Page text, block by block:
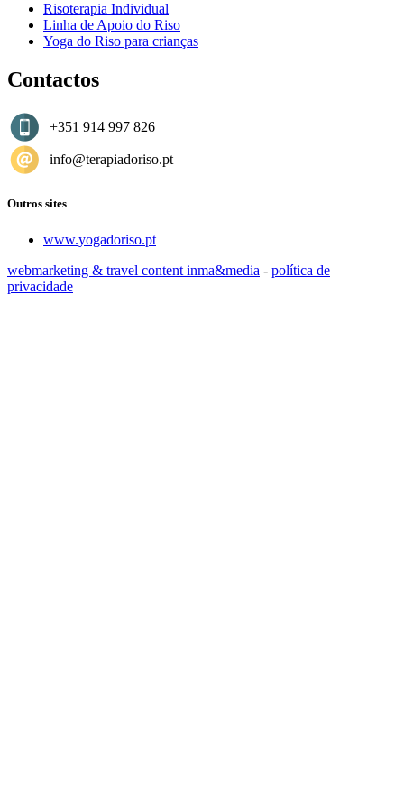
Risoterapia Individual
Linha de Apoio do Riso
Yoga do Riso para crianças
Contactos
+351 914 997 826
info@terapiadoriso.pt
Outros sites
www.yogadoriso.pt
webmarketing & travel content inma&media - política de
privacidade